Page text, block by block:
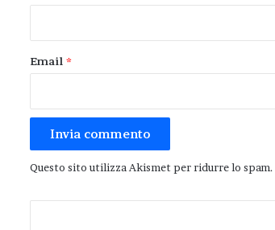
Email *
Questo sito utilizza Akismet per ridurre lo spam.